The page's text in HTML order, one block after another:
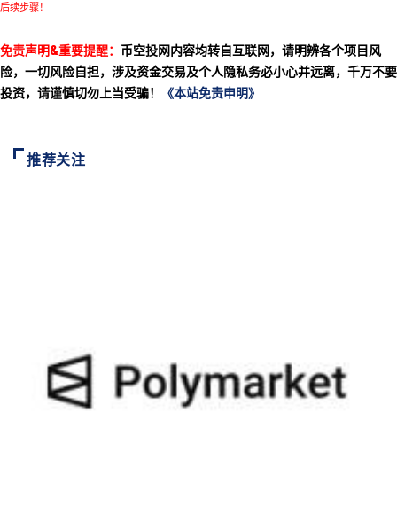
后续步骤！
免责声明&重要提醒： 币空投网内容均转自互联网，请明辨各个项目风
险，一切风险自担，涉及资金交易及个人隐私务必小心并远离，千万不要
投资，请谨慎切勿上当受骗！
《本站免责申明》
推荐关注